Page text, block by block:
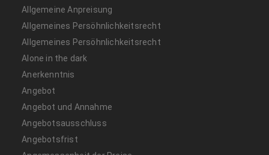
Allgemeine Anpreisung
Allgemeines Persöhnlichkeitsrecht
Allgemeines Persöhnlichkeitsrecht
Alone in the dark
Anerkenntnis
Angebot
Angebot und Annahme
Angebotsausschluss
Angebotsfrist